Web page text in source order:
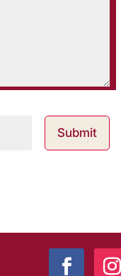
Submit